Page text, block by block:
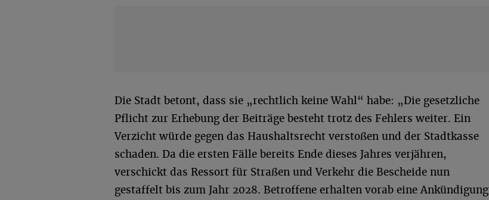
Die Stadt betont, dass sie „rechtlich keine Wahl“ habe: „Die gesetzliche
Pflicht zur Erhebung der Beiträge besteht trotz des Fehlers weiter. Ein
Verzicht würde gegen das Haushaltsrecht verstoßen und der Stadtkasse
schaden. Da die ersten Fälle bereits Ende dieses Jahres verjähren,
verschickt das Ressort für Straßen und Verkehr die Bescheide nun
gestaffelt bis zum Jahr 2028. Betroffene erhalten vorab eine Ankündigung